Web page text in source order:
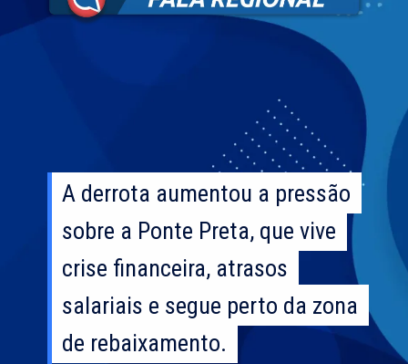
A derrota aumentou a pressão
sobre a Ponte Preta, que vive
crise financeira, atrasos
salariais e segue perto da zona
de rebaixamento.
A derrota aumentou a pressão
sobre a Ponte Preta, que vive
crise financeira, atrasos
salariais e segue perto da zona
de rebaixamento.